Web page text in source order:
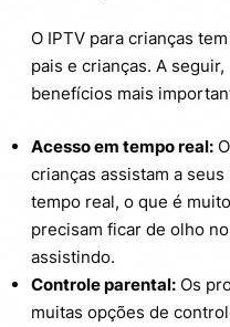
O IPTV para crianças
pais e crianças. A
benefícios mais
Acesso em tempo real:
crianças assistam a
tempo real, o que é
precisam ficar de olho
assistindo.
Controle parental: Os
muitas opções de